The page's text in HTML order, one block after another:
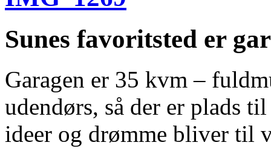
Sunes favoritsted er
Garagen er 35 kvm –
udendørs, så der er plads
ideer og drømme bliver til